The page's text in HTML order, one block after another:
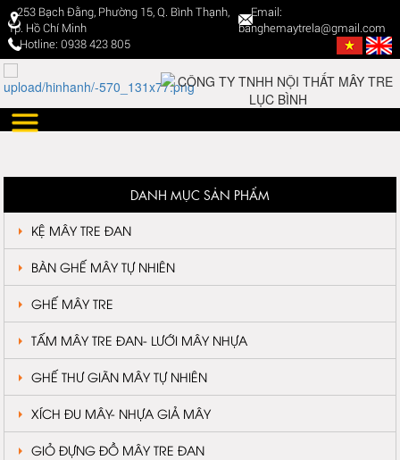
253 Bạch Đằng, Phường 15, Q. Bình Thạnh,
Tp. Hồ Chí Minh
Email:
banghemaytrela@gmail.com
Hotline: 0938 423 805
DANH MỤC SẢN PHẨM
KỆ MÂY TRE ĐAN
BÀN GHẾ MÂY TỰ NHIÊN
GHẾ MÂY TRE
TẤM MÂY TRE ĐAN- LƯỚI MÂY NHỰA
GHẾ THƯ GIÃN MÂY TỰ NHIÊN
XÍCH ĐU MÂY- NHỰA GIẢ MÂY
GIỎ ĐỰNG ĐỒ MÂY TRE ĐAN